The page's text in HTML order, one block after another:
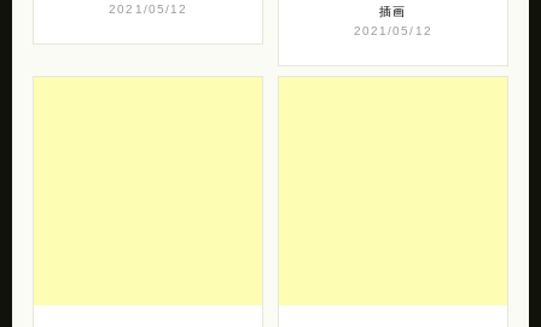
2021/05/12
插画
2021/05/12